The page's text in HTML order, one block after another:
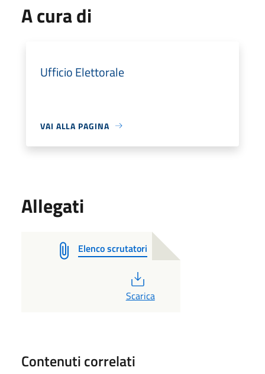
A cura di
Ufficio Elettorale
VAI ALLA PAGINA
Allegati
Elenco scrutatori
Scarica
Contenuti correlati